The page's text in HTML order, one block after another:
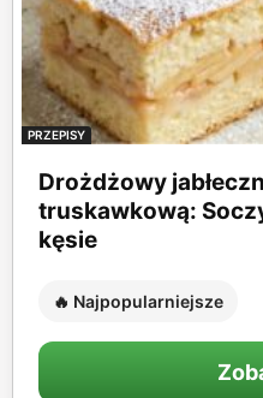
PRZEPISY
Drożdżowy
truskawkową:
kęsie
🔥 Najpopularniejsze